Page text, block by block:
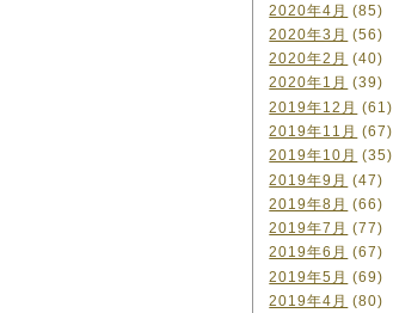
2020年4月 (85)
2020年3月 (56)
2020年2月 (40)
2020年1月 (39)
2019年12月 (61)
2019年11月 (67)
2019年10月 (35)
2019年9月 (47)
2019年8月 (66)
2019年7月 (77)
2019年6月 (67)
2019年5月 (69)
2019年4月 (80)